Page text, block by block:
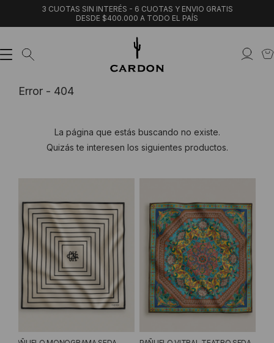
3 CUOTAS SIN INTERÉS - 6 CUOTAS Y ENVIO GRATIS
DESDE $400.000 A TODO EL PAÍS
Error - 404
La página que estás buscando no existe.
Quizás te interesen los siguientes productos.